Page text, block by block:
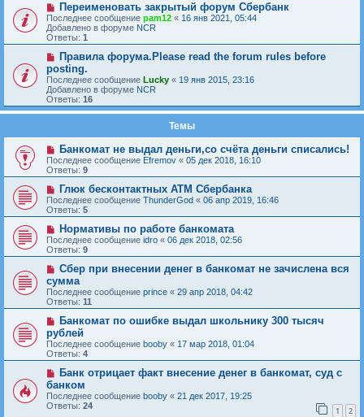
Переименовать закрытый форум Сбербанк
Последнее сообщение pam12 « 16 янв 2021, 05:44
Добавлено в форуме NCR
Ответы: 1
Правила форума.Please read the forum rules before
posting.
Последнее сообщение Lucky « 19 янв 2015, 23:16
Добавлено в форуме NCR
Ответы: 16
Темы
Банкомат не выдал деньги,со счёта деньги списались!
Последнее сообщение Efremov « 05 дек 2018, 16:10
Ответы: 9
Глюк бесконтактных АТМ Сбербанка
Последнее сообщение ThunderGod « 06 апр 2019, 16:46
Ответы: 5
Нормативы по работе банкомата
Последнее сообщение idro « 06 дек 2018, 02:56
Ответы: 9
Сбер при внесении денег в банкомат не зачислена вся
сумма
Последнее сообщение prince « 29 апр 2018, 04:42
Ответы: 11
Банкомат по ошибке выдал школьнику 300 тысяч
рублей
Последнее сообщение booby « 17 мар 2018, 01:04
Ответы: 4
Банк отрицает факт внесение денег в банкомат, суд с
банком
Последнее сообщение booby « 21 дек 2017, 19:25
Ответы: 24 1 2